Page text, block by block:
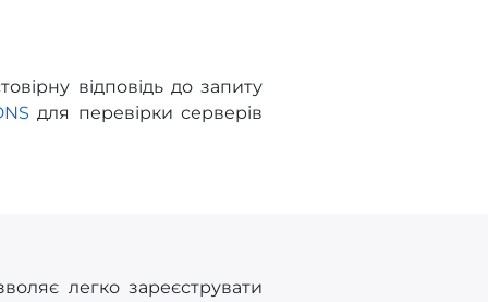
відповідь до запиту
для перевірки серверів
легко зареєструвати